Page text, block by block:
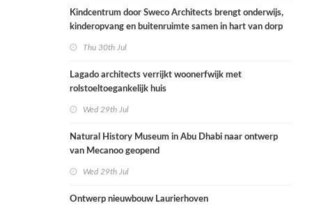
Kindcentrum door Sweco Architects brengt onderwijs,
kinderopvang en buitenruimte samen in hart van dorp
Thu 30th Jul
Lagado architects verrijkt woonerfwijk met
rolstoeltoegankelijk huis
Wed 29th Jul
Natural History Museum in Abu Dhabi naar ontwerp
van Mecanoo geopend
Wed 29th Jul
Ontwerp nieuwbouw Laurierhoven